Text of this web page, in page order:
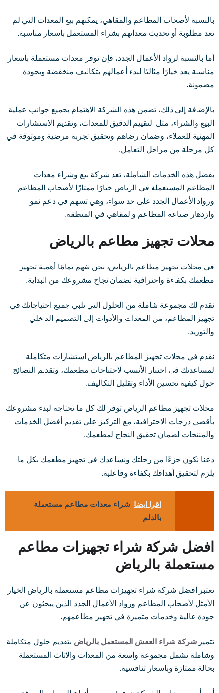
بالنسبة لأصحاب المطاعم والمقاهي، يمكنهم بيع المعدات التي لم
تعد مطلوبة أو تحديث معداتهم بشراء المستعمل باسعار مناسبة.
أما بالنسبة لرواد الأعمال الجدد، فإن توفر معدات مستعملة باسعار
مناسبة يعد خيارًا مثاليًا لبدء أعمالهم بتكاليف منخفضة وبجودة
مضمونة.
بالإضافة إلى ذلك، تضمن هذه الشركة الاهتمام بجميع جوانب عملية
البيع والشراء، مثل التقييم الدقيق للمعدات، وتقديم الاستشارات
المهنية للعملاء، وضمان رضاهم وتحقيق تجربة مرضية وموثوقة في
كل مرحلة من مراحل التعامل.
بفضل هذه الخدمات الشاملة، تعد شركة بيع وشراء معدات
المطاعم المستعملة في الرياض خيارًا ممتازًا لأصحاب المطاعم
ورواد الأعمال الجدد على حد سواء، وهي تسهم في دعم نمو
وازدهار صناعة المطاعم والمقاهي في المنطقة.
محلات تجهيز مطاعم بالرياض
في محلات تجهيز مطاعم بالرياض، نحن نفهم تمامًا أهمية تجهيز
مطعمك بكفاءة واحترافية لضمان نجاح مشروعك من البداية.
نقدم لك مجموعة شاملة من الحلول التي تلبي جميع احتياجاتك في
تجهيز المطاعم، من المعدات والأدوات إلى التصميم الداخلي
والتوريد.
نقدم في محلات تجهيز المطاعم بالرياض استشارات متكاملة
لمساعدتك في اختيار الأنسب لاحتياجات مطعمك، وتقديم النصائح
حول كيفية تحسين الأداء وتقليل التكاليف.
محلات تجهيز مطاعم الرياض توفر لك كل ما تحتاجه لبدء مشروعك
بأقصى درجات الاحترافية، مع التركيز على تقديم أفضل الخدمات
والمنتجات لضمان تحقيق النجاح لمطعمك.
دعنا نكون جزءًا من رحلتك ونساعدك في تجهيز مطعمك بكل ما
يلزم لتحقيق أهدافك بكفاءة وفاعلية.
اقرا ايضا
شراء معدات مطاعم مستعملة
بالدلم
افضل شركة شراء تجهيزات مطاعم
مستعملة بالرياض
تعتبر افضل شركة شراء تجهيزات مطاعم مستعملة بالرياض الخيار
الأمثل لأصحاب المطاعم ورواد الأعمال الجدد الذين يبحثون عن
جودة عالية وخدمات متميزة في تجهيز مطاعمهم.
تتميز شركة شراء العفش المستعمل بالرياض بتقديم حلول متكاملة
وشاملة تشمل مجموعة واسعة من المعدات والاثاث المستعملة
بحالة ممتازة وباسعار تنافسية.